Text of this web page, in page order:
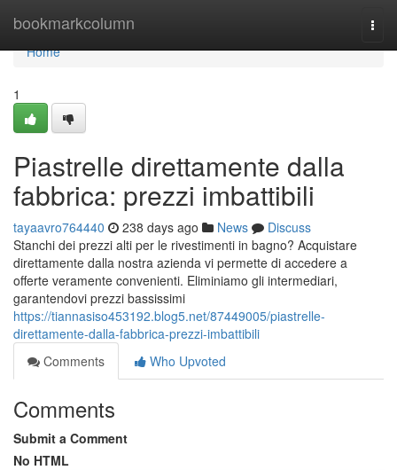
bookmarkcolumn
Home
Home
1
Piastrelle direttamente dalla
fabbrica: prezzi imbattibili
tayaavro764440 238 days ago News
Discuss
Stanchi dei prezzi alti per le rivestimenti in bagno? Acquistare
direttamente dalla nostra azienda vi permette di accedere a
offerte veramente convenienti. Eliminiamo gli intermediari,
garantendovi prezzi bassissimi
https://tiannasiso453192.blog5.net/87449005/piastrelle-
direttamente-dalla-fabbrica-prezzi-imbattibili
Comments
Who Upvoted
Comments
Submit a Comment
No HTML